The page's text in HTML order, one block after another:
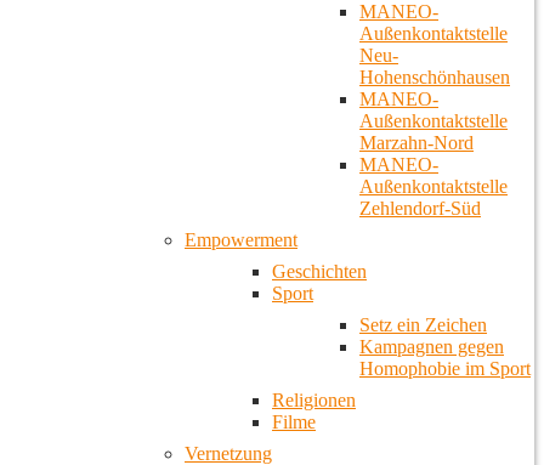
MANEO-
Außenkontaktstelle
Neu-
Hohenschönhausen
MANEO-
Außenkontaktstelle
Marzahn-Nord
MANEO-
Außenkontaktstelle
Zehlendorf-Süd
Empowerment
Geschichten
Sport
Setz ein Zeichen
Kampagnen gegen
Homophobie im Sport
Religionen
Filme
Vernetzung